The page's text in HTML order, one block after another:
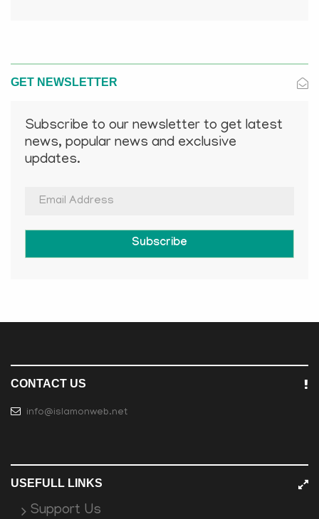
GET NEWSLETTER
Subscribe to our newsletter to get latest
news, popular news and exclusive
updates.
Subscribe
CONTACT US
info@islamonweb.net
USEFULL LINKS
Support Us